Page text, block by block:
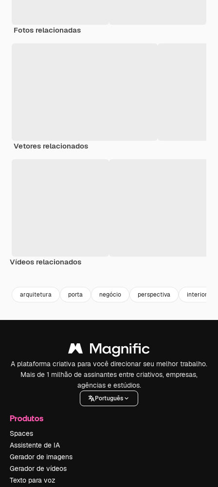
Fotos relacionadas
Vetores relacionados
Vídeos relacionados
arquitetura porta negócio perspectiva interior
A plataforma criativa para você direcionar seu melhor trabalho.
Mais de 1 milhão de assinantes entre criativos, empresas,
agências e estúdios.
Português
Produtos
Spaces
Assistente de IA
Gerador de imagens
Gerador de vídeos
Texto para voz